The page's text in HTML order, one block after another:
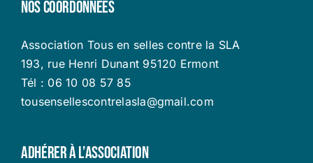
Nos coordonnées
Association Tous en selles contre la SLA
193, rue Henri Dunant 95120 Ermont
Tél : 06 10 08 57 85
tousensellescontrelasla@gmail.com
Adhérer à l’Association